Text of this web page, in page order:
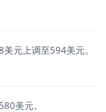
美元上调至594美元。
美元。